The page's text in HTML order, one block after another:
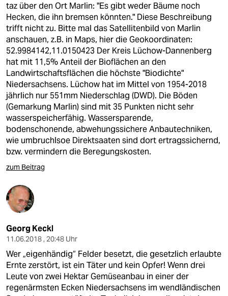
taz über den Ort Marlin: "Es gibt weder Bäume noch
Hecken, die ihn bremsen könnten." Diese Beschreibung
trifft nicht zu. Bitte mal das Satellitenbild von Marlin
anschauen, z.B. in Maps, hier die Geokoordinaten:
52.9984142,11.0150423 Der Kreis Lüchow-Dannenberg
hat mit 11,5% Anteil der Bioflächen an den
Landwirtschaftsflächen die höchste "Biodichte"
Niedersachsens. Lüchow hat im Mittel von 1954-2018
jährlich nur 551mm Niederschlag (DWD). Die Böden
(Gemarkung Marlin) sind mit 35 Punkten nicht sehr
wasserspeicherfähig. Wassersparende,
bodenschonende, abwehungssichere Anbautechniken,
wie umbruchlsoe Direktsaaten sind dort ertragssichernd,
bzw. vermindern die Beregungskosten.
zum Beitrag
Georg Keckl
11.06.2018 , 20:48 Uhr
Wer „eigenhändig“ Felder besetzt, die gesetzlich erlaubte
Ernte zerstört, ist ein Täter und kein Opfer! Wenn drei
Leute von zwei Hektar Gemüseanbau in einer der
regenärmsten Ecken Niedersachsens im wendländischen